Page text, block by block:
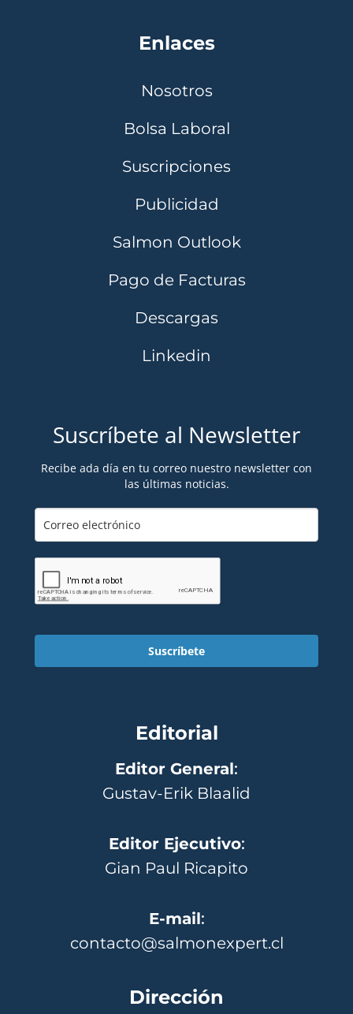
Enlaces
Nosotros
Bolsa Laboral
Suscripciones
Publicidad
Salmon Outlook
Pago de Facturas
Descargas
Linkedin
Suscríbete al Newsletter
Recibe ada día en tu correo nuestro newsletter con
las últimas noticias.
Suscríbete
Editorial
Editor General:
Gustav-Erik Blaalid
Editor Ejecutivo:
Gian Paul Ricapito
E-mail:
contacto@salmonexpert.cl
Dirección